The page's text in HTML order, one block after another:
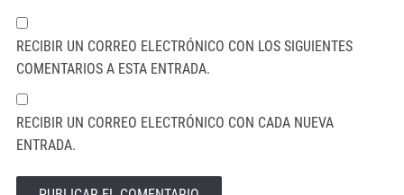
RECIBIR UN CORREO ELECTRÓNICO CON LOS SIGUIENTES
COMENTARIOS A ESTA ENTRADA.
RECIBIR UN CORREO ELECTRÓNICO CON CADA NUEVA
ENTRADA.